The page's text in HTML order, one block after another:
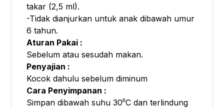
takar (2,5 ml).
-Tidak dianjurkan untuk anak dibawah umur
6 tahun.
Aturan Pakai :
Sebelum atau sesudah makan.
Penyajian :
Kocok dahulu sebelum diminum
Cara Penyimpanan :
Simpan dibawah suhu 30⁰C dan terlindung